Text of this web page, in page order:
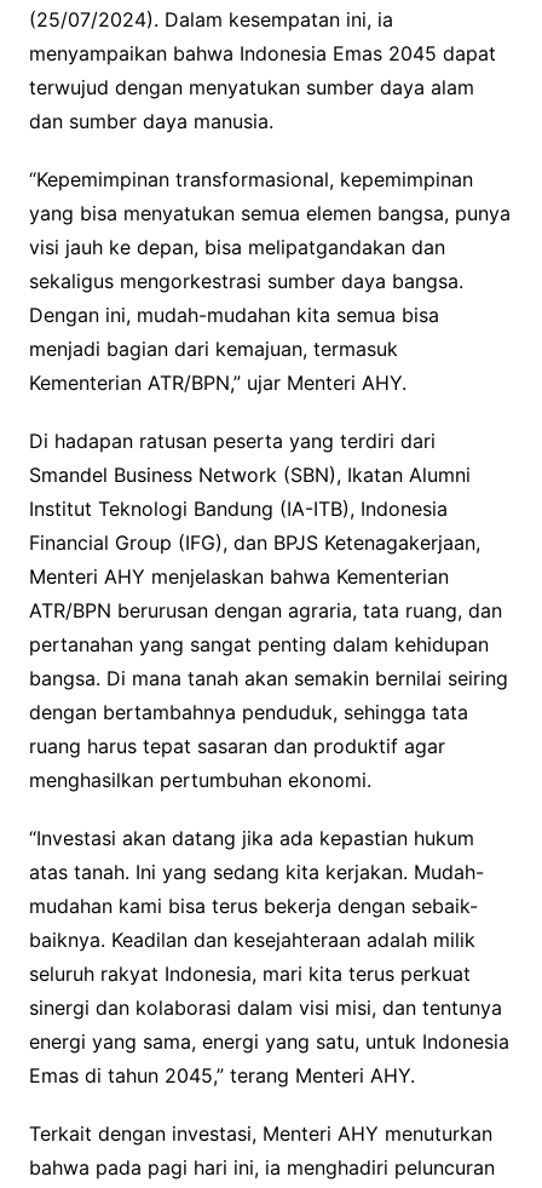
(25/07/2024). Dalam kesempatan ini, ia
menyampaikan bahwa Indonesia Emas 2045 dapat
terwujud dengan menyatukan sumber daya alam
dan sumber daya manusia.
“Kepemimpinan transformasional, kepemimpinan
yang bisa menyatukan semua elemen bangsa, punya
visi jauh ke depan, bisa melipatgandakan dan
sekaligus mengorkestrasi sumber daya bangsa.
Dengan ini, mudah-mudahan kita semua bisa
menjadi bagian dari kemajuan, termasuk
Kementerian ATR/BPN,” ujar Menteri AHY.
Di hadapan ratusan peserta yang terdiri dari
Smandel Business Network (SBN), Ikatan Alumni
Institut Teknologi Bandung (IA-ITB), Indonesia
Financial Group (IFG), dan BPJS Ketenagakerjaan,
Menteri AHY menjelaskan bahwa Kementerian
ATR/BPN berurusan dengan agraria, tata ruang, dan
pertanahan yang sangat penting dalam kehidupan
bangsa. Di mana tanah akan semakin bernilai seiring
dengan bertambahnya penduduk, sehingga tata
ruang harus tepat sasaran dan produktif agar
menghasilkan pertumbuhan ekonomi.
“Investasi akan datang jika ada kepastian hukum
atas tanah. Ini yang sedang kita kerjakan. Mudah-
mudahan kami bisa terus bekerja dengan sebaik-
baiknya. Keadilan dan kesejahteraan adalah milik
seluruh rakyat Indonesia, mari kita terus perkuat
sinergi dan kolaborasi dalam visi misi, dan tentunya
energi yang sama, energi yang satu, untuk Indonesia
Emas di tahun 2045,” terang Menteri AHY.
Terkait dengan investasi, Menteri AHY menuturkan
bahwa pada pagi hari ini, ia menghadiri peluncuran